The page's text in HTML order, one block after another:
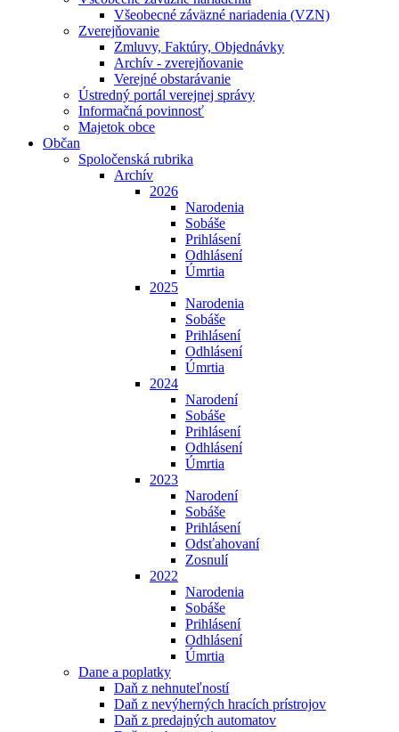
Všeobecné záväzné nariadenia (VZN)
Zverejňovanie
Zmluvy, Faktúry, Objednávky
Archív - zverejňovanie
Verejné obstarávanie
Ústredný portál verejnej správy
Informačná povinnosť
Majetok obce
Občan
Spoločenská rubrika
Archív
2026
Narodenia
Sobáše
Prihlásení
Odhlásení
Úmrtia
2025
Narodenia
Sobáše
Prihlásení
Odhlásení
Úmrtia
2024
Narodení
Sobáše
Prihlásení
Odhlásení
Úmrtia
2023
Narodení
Sobáše
Prihlásení
Odsťahovaní
Zosnulí
2022
Narodenia
Sobáše
Prihlásení
Odhlásení
Úmrtia
Dane a poplatky
Daň z nehnuteľností
Daň z nevýherných hracích prístrojov
Daň z predajných automatov